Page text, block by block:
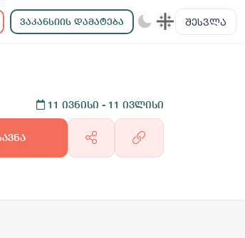
ᲕᲐᲙᲐᲜᲡᲘᲘᲡ ᲓᲐᲛᲐᲢᲔᲑᲐ ᲨᲔᲡᲕᲚᲐ
11 ივნისი - 11 ივლისი